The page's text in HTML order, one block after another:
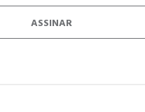
ASSINAR